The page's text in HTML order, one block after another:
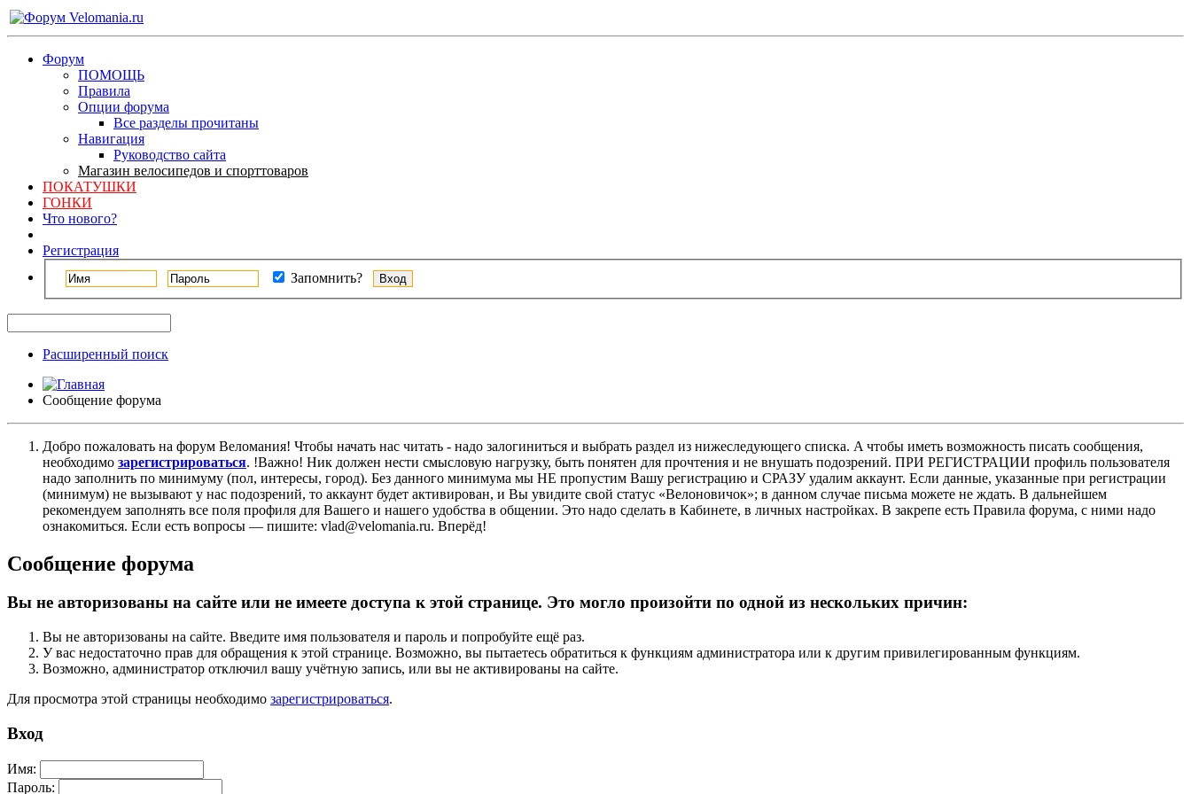
Форум
ПОМОЩЬ
Правила
Опции форума
Все разделы прочитаны
Навигация
Руководство сайта
Магазин велосипедов и спорттоваров
ПОКАТУШКИ
ГОНКИ
Что нового?
Регистрация
Запомнить?
Расширенный поиск
Сообщение форума
Добро пожаловать на форум Веломания! Чтобы начать нас читать - надо залогиниться и выбрать раздел из нижеследующего списка. A чтобы иметь возможность писать сообщения,
необходимо зарегистрироваться. !Важно! Ник должен нести смысловую нагрузку, быть понятен для прочтения и не внушать подозрений. ПРИ РЕГИСТРАЦИИ профиль пользователя
надо заполнить по минимуму (пол, интересы, город). Без данного минимума мы НЕ пропустим Вашу регистрацию и СРАЗУ удалим аккаунт. Если данные, указанные при регистрации
(минимум) не вызывают у нас подозрений, то аккаунт будет активирован, и Вы увидите свой статус «Велоновичок»; в данном случае письма можете не ждать. В дальнейшем
рекомендуем заполнять все поля профиля для Вашего и нашего удобства в общении. Это надо сделать в Кабинете, в личных настройках. В закрепе есть Правила форума, с ними надо
ознакомиться. Если есть вопросы — пишите: vlad@velomania.ru. Вперёд!
Сообщение форума
Вы не авторизованы на сайте или не имеете доступа к этой странице. Это могло произойти по одной из нескольких причин:
Вы не авторизованы на сайте. Введите имя пользователя и пароль и попробуйте ещё раз.
У вас недостаточно прав для обращения к этой странице. Возможно, вы пытаетесь обратиться к функциям администратора или к другим привилегированным функциям.
Возможно, администратор отключил вашу учётную запись, или вы не активированы на сайте.
Для просмотра этой страницы необходимо зарегистрироваться.
Вход
Имя:
Пароль: